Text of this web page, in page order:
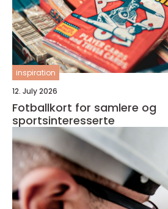
inspiration
12. July 2026
Fotballkort for samlere og
sportsinteresserte